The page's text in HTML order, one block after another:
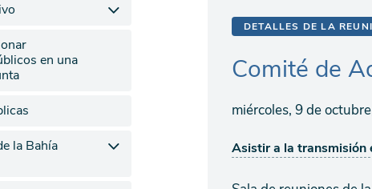
DETALLES DE LA
Comité de
miércoles, 9 de
Asistir a la transmisión
en una
la Bahía